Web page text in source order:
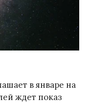
в январе на
ждет показ